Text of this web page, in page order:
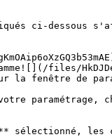
ci-dessous
files/
fenêtre de
paramétrage,
sélectionné, les